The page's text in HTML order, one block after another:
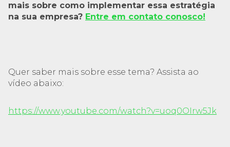
mais sobre como implementar essa estratégia
na sua empresa? Entre em contato conosco!
Quer saber mais sobre esse tema? Assista ao
vídeo abaixo:
https://www.youtube.com/watch?v=uoq0OIrw5Jk